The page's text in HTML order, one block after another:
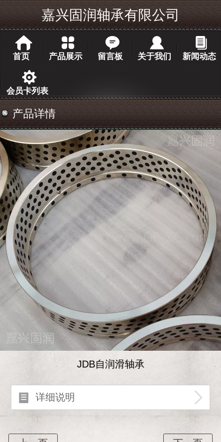
嘉兴固润轴承有限公司
首页 产品展示 留言板 关于我们 新闻动态
会员卡列表
产品详情
JDB自润滑轴承
详细说明